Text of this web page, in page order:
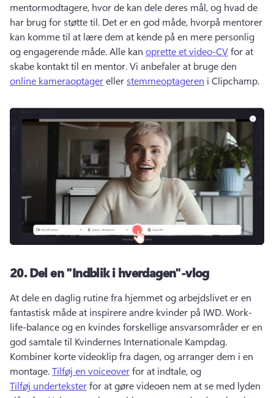
mentormodtagere, hvor de kan dele deres mål, og hvad de
har brug for støtte til. Det er en god måde, hvorpå mentorer
kan komme til at lære dem at kende på en mere personlig
og engagerende måde. Alle kan oprette et video-CV for at
skabe kontakt til en mentor. Vi anbefaler at bruge den
online kameraoptager eller stemmeoptageren i Clipchamp.
20.Del en "Indblik i hverdagen"-vlog
At dele en daglig rutine fra hjemmet og arbejdslivet er en
fantastisk måde at inspirere andre kvinder på IWD. Work-
life-balance og en kvindes forskellige ansvarsområder er en
Kombiner korte videoklip fra dagen, og arranger dem i en
montage. Tilføj en voiceover for at indtale, og
Tilføj undertekster for at gøre videoen nem at se med lyden